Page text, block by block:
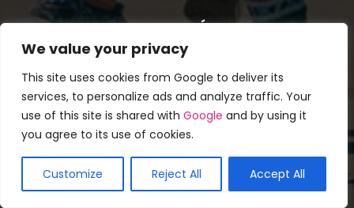
We value your privacy
This site uses cookies from Google to deliver its
services, to personalize ads and analyze traffic. Your
use of this site is shared with Google and by using it
you agree to its use of cookies.
Customize Reject All Accept All
SOBRE NÓS
penteado, Tipo de Cabelos, Penteados Populares,
Celebridades Penteados e ideias divertidas.
Contato: info@bompenteados.com
SIGA-NOS